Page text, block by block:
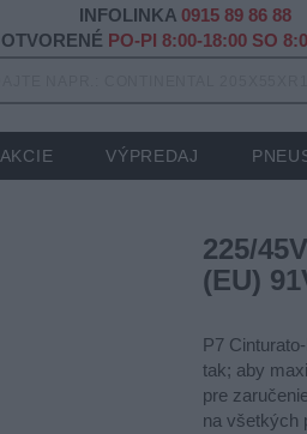
225/
(EU)
P7
tak; aby
pre
na všetkých
INFOLINKA 0915 89 86 88
OTVORENÉ PO-PI 8:00-18:00 SO
AKCIE VÝPREDAJ